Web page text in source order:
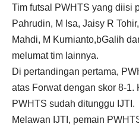
Tim futsal PWHTS yang diisi
Pahrudin, M Isa, Jaisy R
Mahdi, M Kurnianto,bGalih
melumat tim lainnya.
Di pertandingan pertama,
atas Forwat dengan skor 8-1.
PWHTS sudah ditunggu IJTI.
Melawan IJTI, pemain